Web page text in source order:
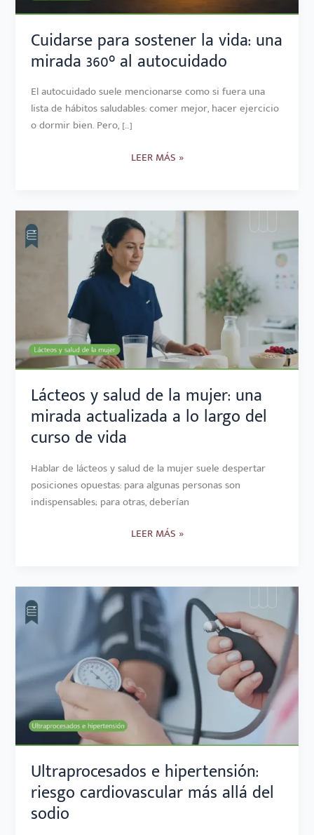
Cuidarse para sostener la vida: una
mirada 360° al autocuidado
El autocuidado suele mencionarse como si fuera una
lista de hábitos saludables: comer mejor, hacer ejercicio
o dormir bien. Pero, […]
AUTOCUIDADO
LEER MÁS »
Lácteos y salud de la mujer: una
mirada actualizada a lo largo del
curso de vida
Hablar de lácteos y salud de la mujer suele despertar
posiciones opuestas: para algunas personas son
indispensables; para otras, deberían
LÁCTEOS
Y
SALUD
DE
LA
MUJER:
MIRADA
ACTUALIZADA
A
LO
LARGO
DEL
VIDA
LEER MÁS »
Ultraprocesados e hipertensión:
riesgo cardiovascular más allá del
sodio
ULTRAPROCESADOS
HIPERTENSIÓN:
RIESGO
CARDIOVASCULAR
MÁS
ALLÁ
DEL
SODIO